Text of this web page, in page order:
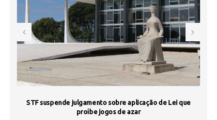
STF suspende julgamento sobre aplicação de Lei que
proíbe jogos de azar